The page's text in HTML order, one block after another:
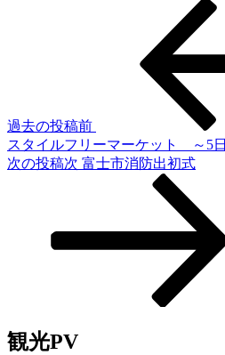
過去の投稿前
スタイルフリーマーケット ～5日
次の投稿次 富士市消防出初式
観光PV